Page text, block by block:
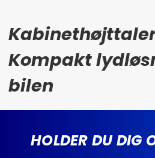
Kompakt
bilen
HOLDER DU DIG